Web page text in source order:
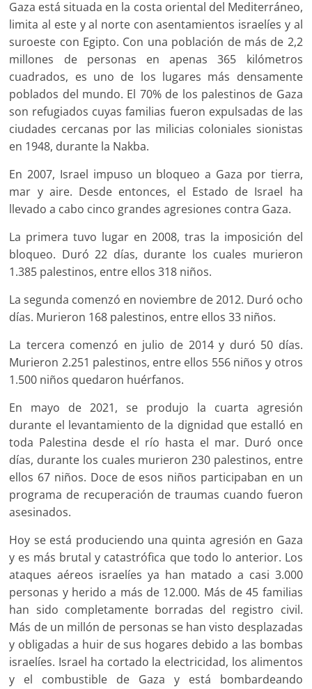
Gaza está situada en la costa oriental del Mediterráneo,
limita al este y al norte con asentamientos israelíes y al
suroeste con Egipto. Con una población de más de 2,2
millones de personas en apenas 365 kilómetros
cuadrados, es uno de los lugares más densamente
poblados del mundo. El 70% de los palestinos de Gaza
son refugiados cuyas familias fueron expulsadas de las
ciudades cercanas por las milicias coloniales sionistas
en 1948, durante la Nakba.
En 2007, Israel impuso un bloqueo a Gaza por tierra,
mar y aire. Desde entonces, el Estado de Israel ha
llevado a cabo cinco grandes agresiones contra Gaza.
La primera tuvo lugar en 2008, tras la imposición del
bloqueo. Duró 22 días, durante los cuales murieron
1.385 palestinos, entre ellos 318 niños.
La segunda comenzó en noviembre de 2012. Duró ocho
días. Murieron 168 palestinos, entre ellos 33 niños.
La tercera comenzó en julio de 2014 y duró 50 días.
Murieron 2.251 palestinos, entre ellos 556 niños y otros
1.500 niños quedaron huérfanos.
En mayo de 2021, se produjo la cuarta agresión
durante el levantamiento de la dignidad que estalló en
toda Palestina desde el río hasta el mar. Duró once
días, durante los cuales murieron 230 palestinos, entre
ellos 67 niños. Doce de esos niños participaban en un
programa de recuperación de traumas cuando fueron
asesinados.
Hoy se está produciendo una quinta agresión en Gaza
y es más brutal y catastrófica que todo lo anterior. Los
ataques aéreos israelíes ya han matado a casi 3.000
personas y herido a más de 12.000. Más de 45 familias
han sido completamente borradas del registro civil.
Más de un millón de personas se han visto desplazadas
y obligadas a huir de sus hogares debido a las bombas
israelíes. Israel ha cortado la electricidad, los alimentos
y el combustible de Gaza y está bombardeando